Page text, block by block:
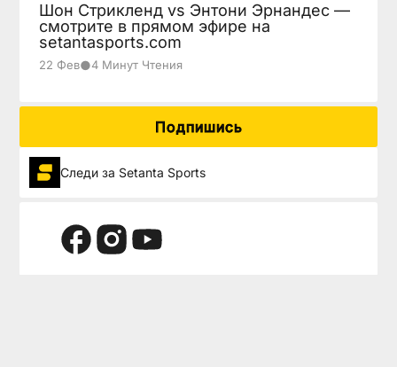
Шон Стрикленд vs Энтони Эрнандес —
смотрите в прямом эфире на
setantasports.com
22 Фев●4 Минут Чтения
Подпишись
Следи за Setanta Sports